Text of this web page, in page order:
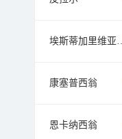
埃斯蒂加
康塞普西翁
恩卡纳西翁